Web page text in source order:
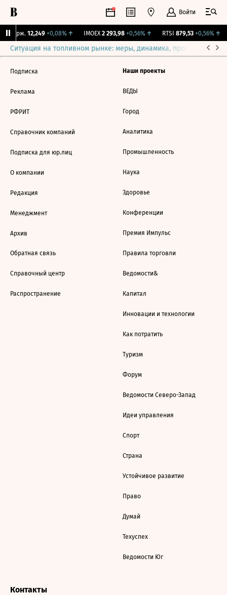
Войти
Бирж. 12,249 +0,08%↑ IMOEX 2 293,98 +0,56%↑ RTSI 879,53 +0,56%↑
Ситуация на топливном рынке: меры, динамика, прогнозы
Подписка
Реклама
РФРИТ
Справочник компаний
Подписка для юр.лиц
О компании
Редакция
Менеджмент
Архив
Обратная связь
Справочный центр
Распространение
Наши проекты
ВЕДЫ
Город
Аналитика
Промышленность
Наука
Здоровье
Конференции
Премия Импульс
Правила торговли
Ведомости&
Капитал
Инновации и технологии
Как потратить
Туризм
Форум
Ведомости Северо-Запад
Идеи управления
Спорт
Страна
Устойчивое развитие
Право
Думай
Техуспех
Ведомости Юг
Контакты